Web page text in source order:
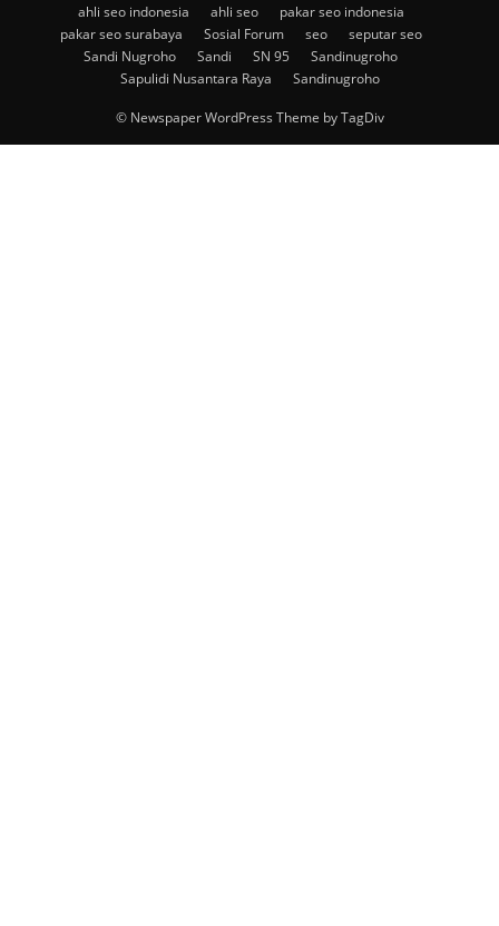
ahli seo indonesia
ahli seo
pakar seo indonesia
pakar seo surabaya
Sosial Forum seo
seputar seo
Sandi Nugroho
Sandi SN 95
Sandinugroho
Sapulidi Nusantara Raya
Sandinugroho
© Newspaper WordPress Theme by TagDiv